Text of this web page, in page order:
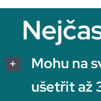
Mohu na
ušetřit až